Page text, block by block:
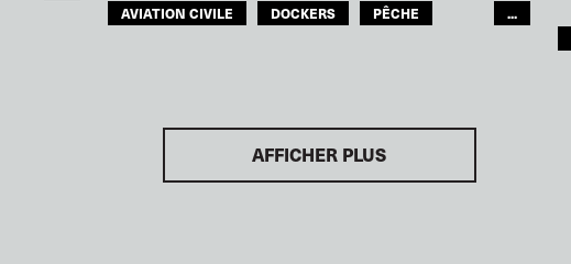
AVIATION CIVILE DOCKERS
PÊCHE
TRANSPORTS URBAINS
ENTREPÔTS
...
AFFICHER PLUS